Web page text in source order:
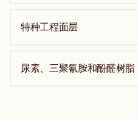
特种工程面层
尿素、三聚氰胺和酚醛树脂